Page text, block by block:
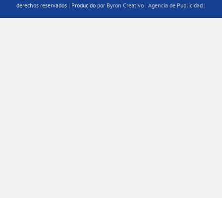
derechos reservados | Producido por Byron Creativo | Agencia de Publicidad |